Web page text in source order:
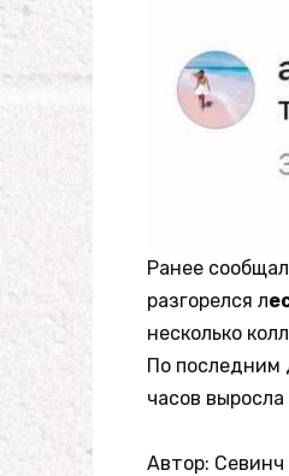
Ранее
разгорелся л
несколько
По последним
часов
Автор: